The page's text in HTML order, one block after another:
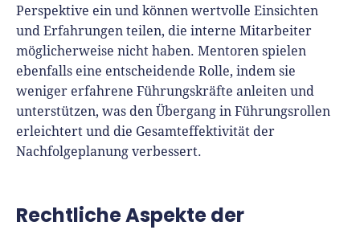
Perspektive ein und können wertvolle Einsichten
und Erfahrungen teilen, die interne Mitarbeiter
möglicherweise nicht haben. Mentoren spielen
ebenfalls eine entscheidende Rolle, indem sie
weniger erfahrene Führungskräfte anleiten und
unterstützen, was den Übergang in Führungsrollen
erleichtert und die Gesamteffektivität der
Nachfolgeplanung verbessert.
Rechtliche Aspekte der